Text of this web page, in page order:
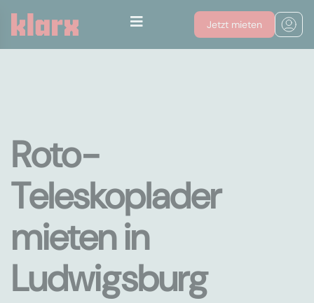
Jetzt mieten
Roto-
Teleskoplader
mieten in
Ludwigsburg